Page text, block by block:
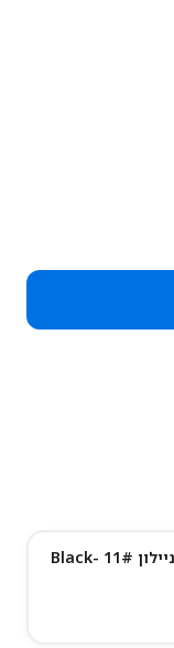
רצועת ניילון 11# Black-